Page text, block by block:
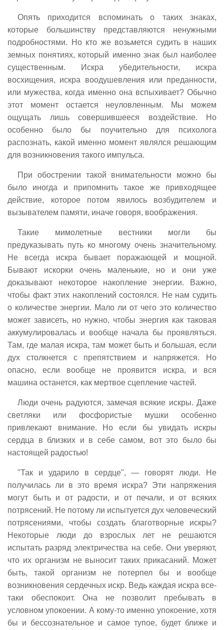
Опять приходится вспоминать о таких знаках,
которые большинству представляются ненужными
подробностями. Но кто же возьмется судить в наших
земных понятиях, который именно знак был наиболее
существенным. Искра убедительности, искра
восхищения, искра воодушевления или преданности,
или мужества, когда именно она вспыхивает? Обычно
этот момент остается неуловленным. Мы можем
ощущать лишь совершившееся воздействие. Но
особенно было бы поучительно для психолога
распознать, какой именно момент являлся решающим
для возникновения такого импульса.
При обострении такой внимательности можно бы
было иногда и припомнить такое же привходящее
действие, которое потом явилось возбудителем и
вызывателем памяти, иначе говоря, воображения.
Такие мимолетные вестники могли бы
предуказывать путь ко многому очень значительному.
Не всегда искра бывает поражающей и мощной.
Бывают искорки очень маленькие, но и они уже
доказывают некоторое накопление энергии. Важно,
чтобы факт этих накоплений состоялся. Не нам судить
о количестве энергии. Мало ли от чего это количество
может зависеть, но нужно, чтобы энергия как таковая
аккумулировалась и вообще начала бы проявляться.
Там, где малая искра, там может быть и большая, если
дух столкнется с препятствием и напряжется. Но
опасно, если вообще не проявится искра, и вся
машина останется, как мертвое сцепление частей.
Люди очень радуются, замечая всякие искры. Даже
светляки или фосфористые мушки особенно
привлекают внимание. Но если бы увидать искры
сердца в близких и в себе самом, вот это было бы
настоящей радостью!
"Так и ударило в сердце", — говорят люди. Не
получилась ли в это время искра? Эти напряжения
могут быть и от радости, и от печали, и от всяких
потрясений. Не потому ли испытуется дух человеческий
потрясениями, чтобы создать благотворные искры?
Некоторые люди до взрослых лет не решаются
испытать разряд электричества на себе. Они уверяют,
что их организм не выносит таких прикасаний. Может
быть, такой организм не потерпел бы и вообще
возникновения сердечных искр. Ведь каждая искра все-
таки обеспокоит. Она не позволит пребывать в
условном упокоении. А кому-то именно упокоение, хотя
бы и бессознательное и самое тупое, будет ближе и